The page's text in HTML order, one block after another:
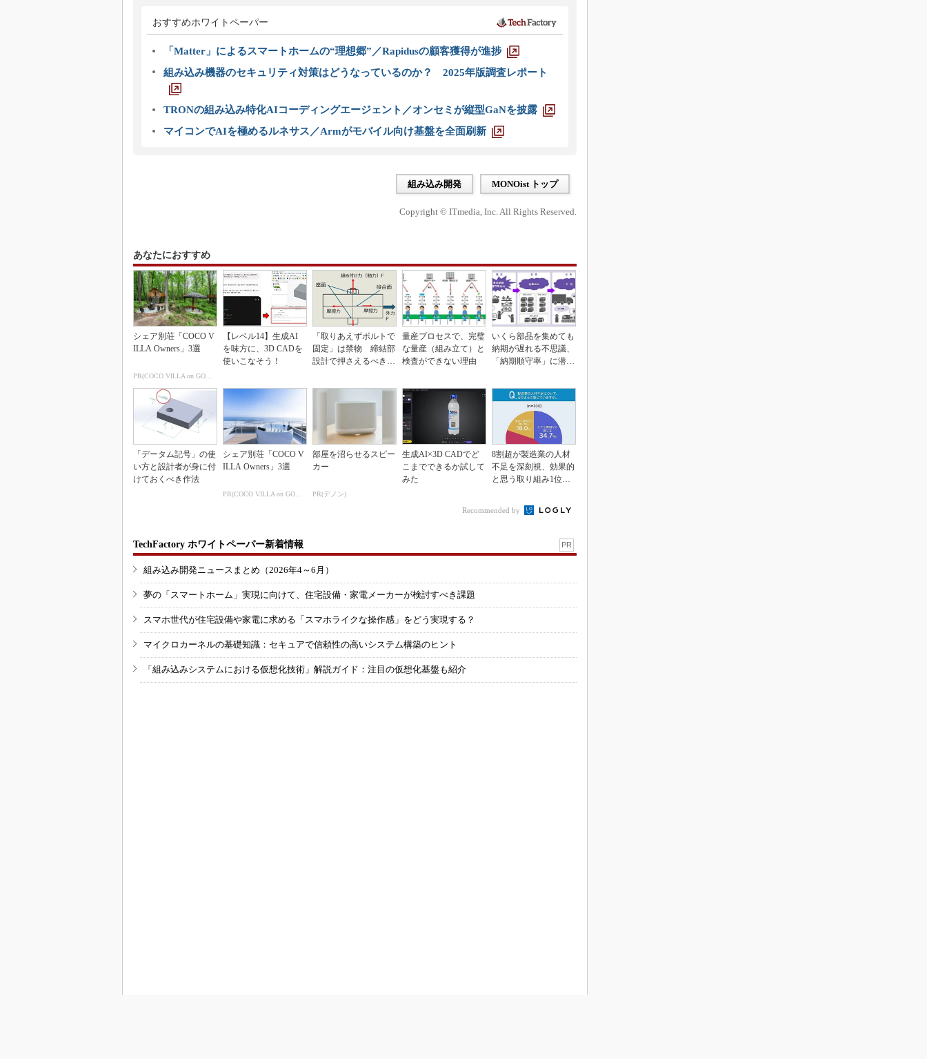
おすすめホワイトペーパー
「Matter」によるスマートホームの“理想郷”／Rapidusの顧客獲得が進捗
組み込み機器のセキュリティ対策はどうなっているのか？ 2025年版調査レポート
TRONの組み込み特化AIコーディングエージェント／オンセミが縦型GaNを披露
マイコンでAIを極めるルネサス／Armがモバイル向け基盤を全面刷新
組み込み開発 MONOist トップ
Copyright © ITmedia, Inc. All Rights Reserved.
あなたにおすすめ
シェア別荘「COCO V
ILLA Owners」3選
【レベル14】生成AI
を味方に、3D CADを
使いこなそう！
「取りあえずボルトで
固定」は禁物 締結部
設計で押さえるべき基
量産プロセスで、完璧
な量産（組み立て）と
検査ができない理由
いくら部品を集めても
納期が遅れる不思議、
「納期順守率」に潜む
「データム記号」の使
い方と設計者が身に付
けておくべき作法
シェア別荘「COCO V
ILLA Owners」3選
部屋を沼らせるスピー
カー
PR(デノン)
生成AI×3D CADでど
こまでできるか試して
みた
8割超が製造業の人材
不足を深刻視、効果的
と思う取り組み1位は
Recommended by
TechFactory ホワイトペーパー新着情報 PR
組み込み開発ニュースまとめ（2026年4～6月）
夢の「スマートホーム」実現に向けて、住宅設備・家電メーカーが検討すべき課題
スマホ世代が住宅設備や家電に求める「スマホライクな操作感」をどう実現する？
マイクロカーネルの基礎知識：セキュアで信頼性の高いシステム構築のヒント
「組み込みシステムにおける仮想化技術」解説ガイド：注目の仮想化基盤も紹介